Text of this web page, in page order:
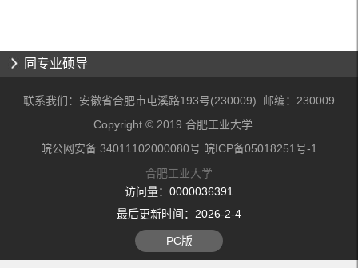
同专业硕导
联系我们：安徽省合肥市屯溪路193号(230009) 邮编：230009
Copyright © 2019 合肥工业大学
皖公网安备 34011102000080号 皖ICP备05018251号-1
合肥工业大学
访问量： 0000036391
最后更新时间： 2026-2-4
PC版